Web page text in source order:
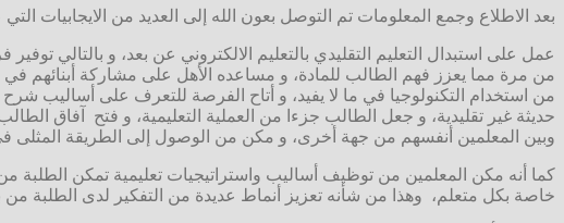
بعد الاطلاع وجمع المعلومات تم التوصل بعون الله إلى العديد من الايجابيات
عمل على استبدال التعليم التقليدي بالتعليم الالكتروني عن بعد، و بالتالي
من مرة مما يعزز فهم الطالب للمادة، و مساعده الأهل على مشاركة أبنائهم في
من استخدام التكنولوجيا في ما لا يفيد، و أتاح الفرصة للتعرف على أساليب شرح
حديثة غير تقليدية، و جعل الطالب جزءا من العملية التعليمية، و فتح آفاق
وبين المعلمين أنفسهم من جهة أخرى، و مكن من الوصول إلى الطريقة المثلى في
كما أنه مكن المعلمين من توظيف أساليب واستراتيجيات تعليمية تمكن الطلبة
خاصة بكل متعلم، وهذا من شأنه تعزيز أنماط عديدة من التفكير لدى الطلبة من